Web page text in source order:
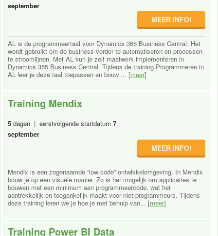
september
MEER INFO!
AL is de programmeertaal voor Dynamics 365 Business Central. Het
wordt gebruikt om de business verder te automatiseren en processen
te stroomlijnen. Met AL kun je zelf maatwerk implementeren in
Dynamics 365 Business Central. Tijdens de training Programmeren in
AL leer je deze taal toepassen en bouw ... [meer]
Training Mendix
5 dagen | eerstvolgende startdatum 7
september
MEER INFO!
Mendix is een zogenaamde “low code” ontwikkelomgeving. In Mendix
bouw je op een visuele manier. Zo is het mogelijk om applicaties te
bouwen met een minimum aan programmeercode, wat het
aantrekkelijk en toegankelijk maakt voor niet-programmeurs. Tijdens
deze training leren we je hoe je met behulp van... [meer]
Training Power BI Data